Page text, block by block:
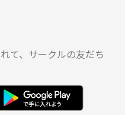
〜〜〜〜
て、サークルの友だち